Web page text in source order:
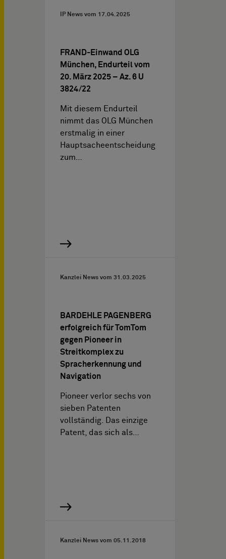
IP News vom 17.04.2025
FRAND-Einwand OLG
München, Endurteil vom
20. März 2025 – Az. 6 U
3824/22
Mit diesem Endurteil
nimmt das OLG München
erstmalig in einer
Hauptsacheentscheidung
zum…
Kanzlei News vom 31.03.2025
BARDEHLE PAGENBERG
erfolgreich für TomTom
gegen Pioneer in
Streitkomplex zu
Spracherkennung und
Navigation
Pioneer verlor sechs von
sieben Patenten
vollständig. Das einzige
Patent, das sich als…
Kanzlei News vom 05.11.2018